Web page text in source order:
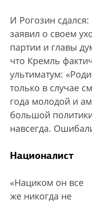
И Рогозин
заявил о своем
партии и главы
что Кремль
ультиматум:
только в случае
года молодой и
большой
навсегда.
Националист
«Нациком он все
же никогда не